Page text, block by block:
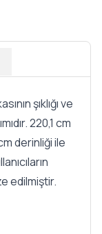
şıklığı ve
220,1 cm
derinliği ile
edilmiştir.